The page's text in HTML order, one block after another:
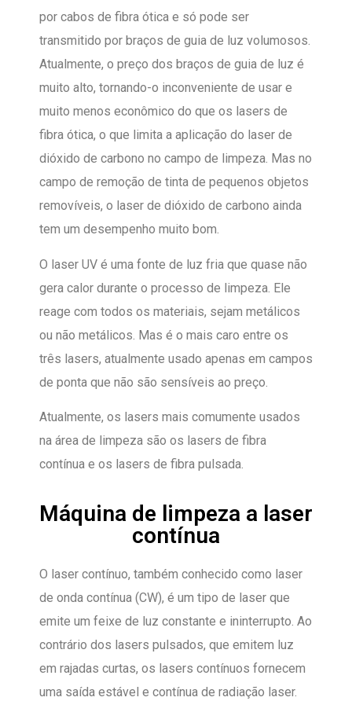
por cabos de fibra ótica e só pode ser
transmitido por braços de guia de luz volumosos.
Atualmente, o preço dos braços de guia de luz é
muito alto, tornando-o inconveniente de usar e
muito menos econômico do que os lasers de
fibra ótica, o que limita a aplicação do laser de
dióxido de carbono no campo de limpeza. Mas no
campo de remoção de tinta de pequenos objetos
removíveis, o laser de dióxido de carbono ainda
tem um desempenho muito bom.
O laser UV é uma fonte de luz fria que quase não
gera calor durante o processo de limpeza. Ele
reage com todos os materiais, sejam metálicos
ou não metálicos. Mas é o mais caro entre os
três lasers, atualmente usado apenas em campos
de ponta que não são sensíveis ao preço.
Atualmente, os lasers mais comumente usados
na área de limpeza são os lasers de fibra
contínua e os lasers de fibra pulsada.
Máquina de limpeza a laser
contínua
O laser contínuo, também conhecido como laser
de onda contínua (CW), é um tipo de laser que
emite um feixe de luz constante e ininterrupto. Ao
contrário dos lasers pulsados, que emitem luz
em rajadas curtas, os lasers contínuos fornecem
uma saída estável e contínua de radiação laser.